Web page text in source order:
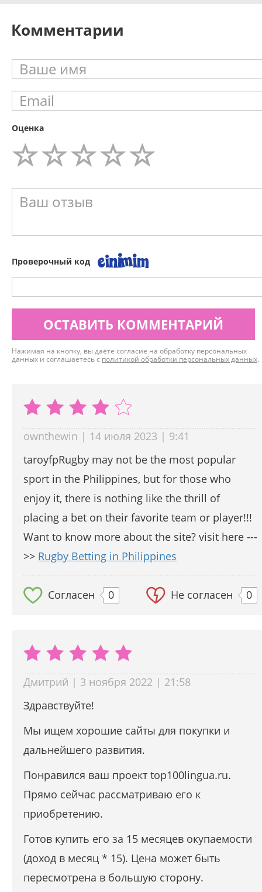
Комментарии
Оценка
Проверочный код
ОСТАВИТЬ КОММЕНТАРИЙ
Нажимая на кнопку, вы даёте согласие на обработку персональных
данных и соглашаетесь с политикой обработки персональных данных.
ownthewin | 14 июля 2023 | 9:41
taroyfpRugby may not be the most popular
sport in the Philippines, but for those who
enjoy it, there is nothing like the thrill of
placing a bet on their favorite team or player!!!
Want to know more about the site? visit here ---
>> Rugby Betting in Philippines
Согласен 0 Не согласен 0
Дмитрий | 3 ноября 2022 | 21:58
Здравствуйте!
Мы ищем хорошие сайты для покупки и
дальнейшего развития.
Понравился ваш проект top100lingua.ru.
Прямо сейчас рассматриваю его к
приобретению.
Готов купить его за 15 месяцев окупаемости
(доход в месяц * 15). Цена может быть
пересмотрена в большую сторону.